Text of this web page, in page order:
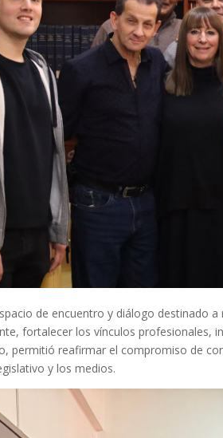
de encuentro y diálogo destinado
fortalecer los vínculos profesionales,
permitió reafirmar el compromiso de
y los medios.